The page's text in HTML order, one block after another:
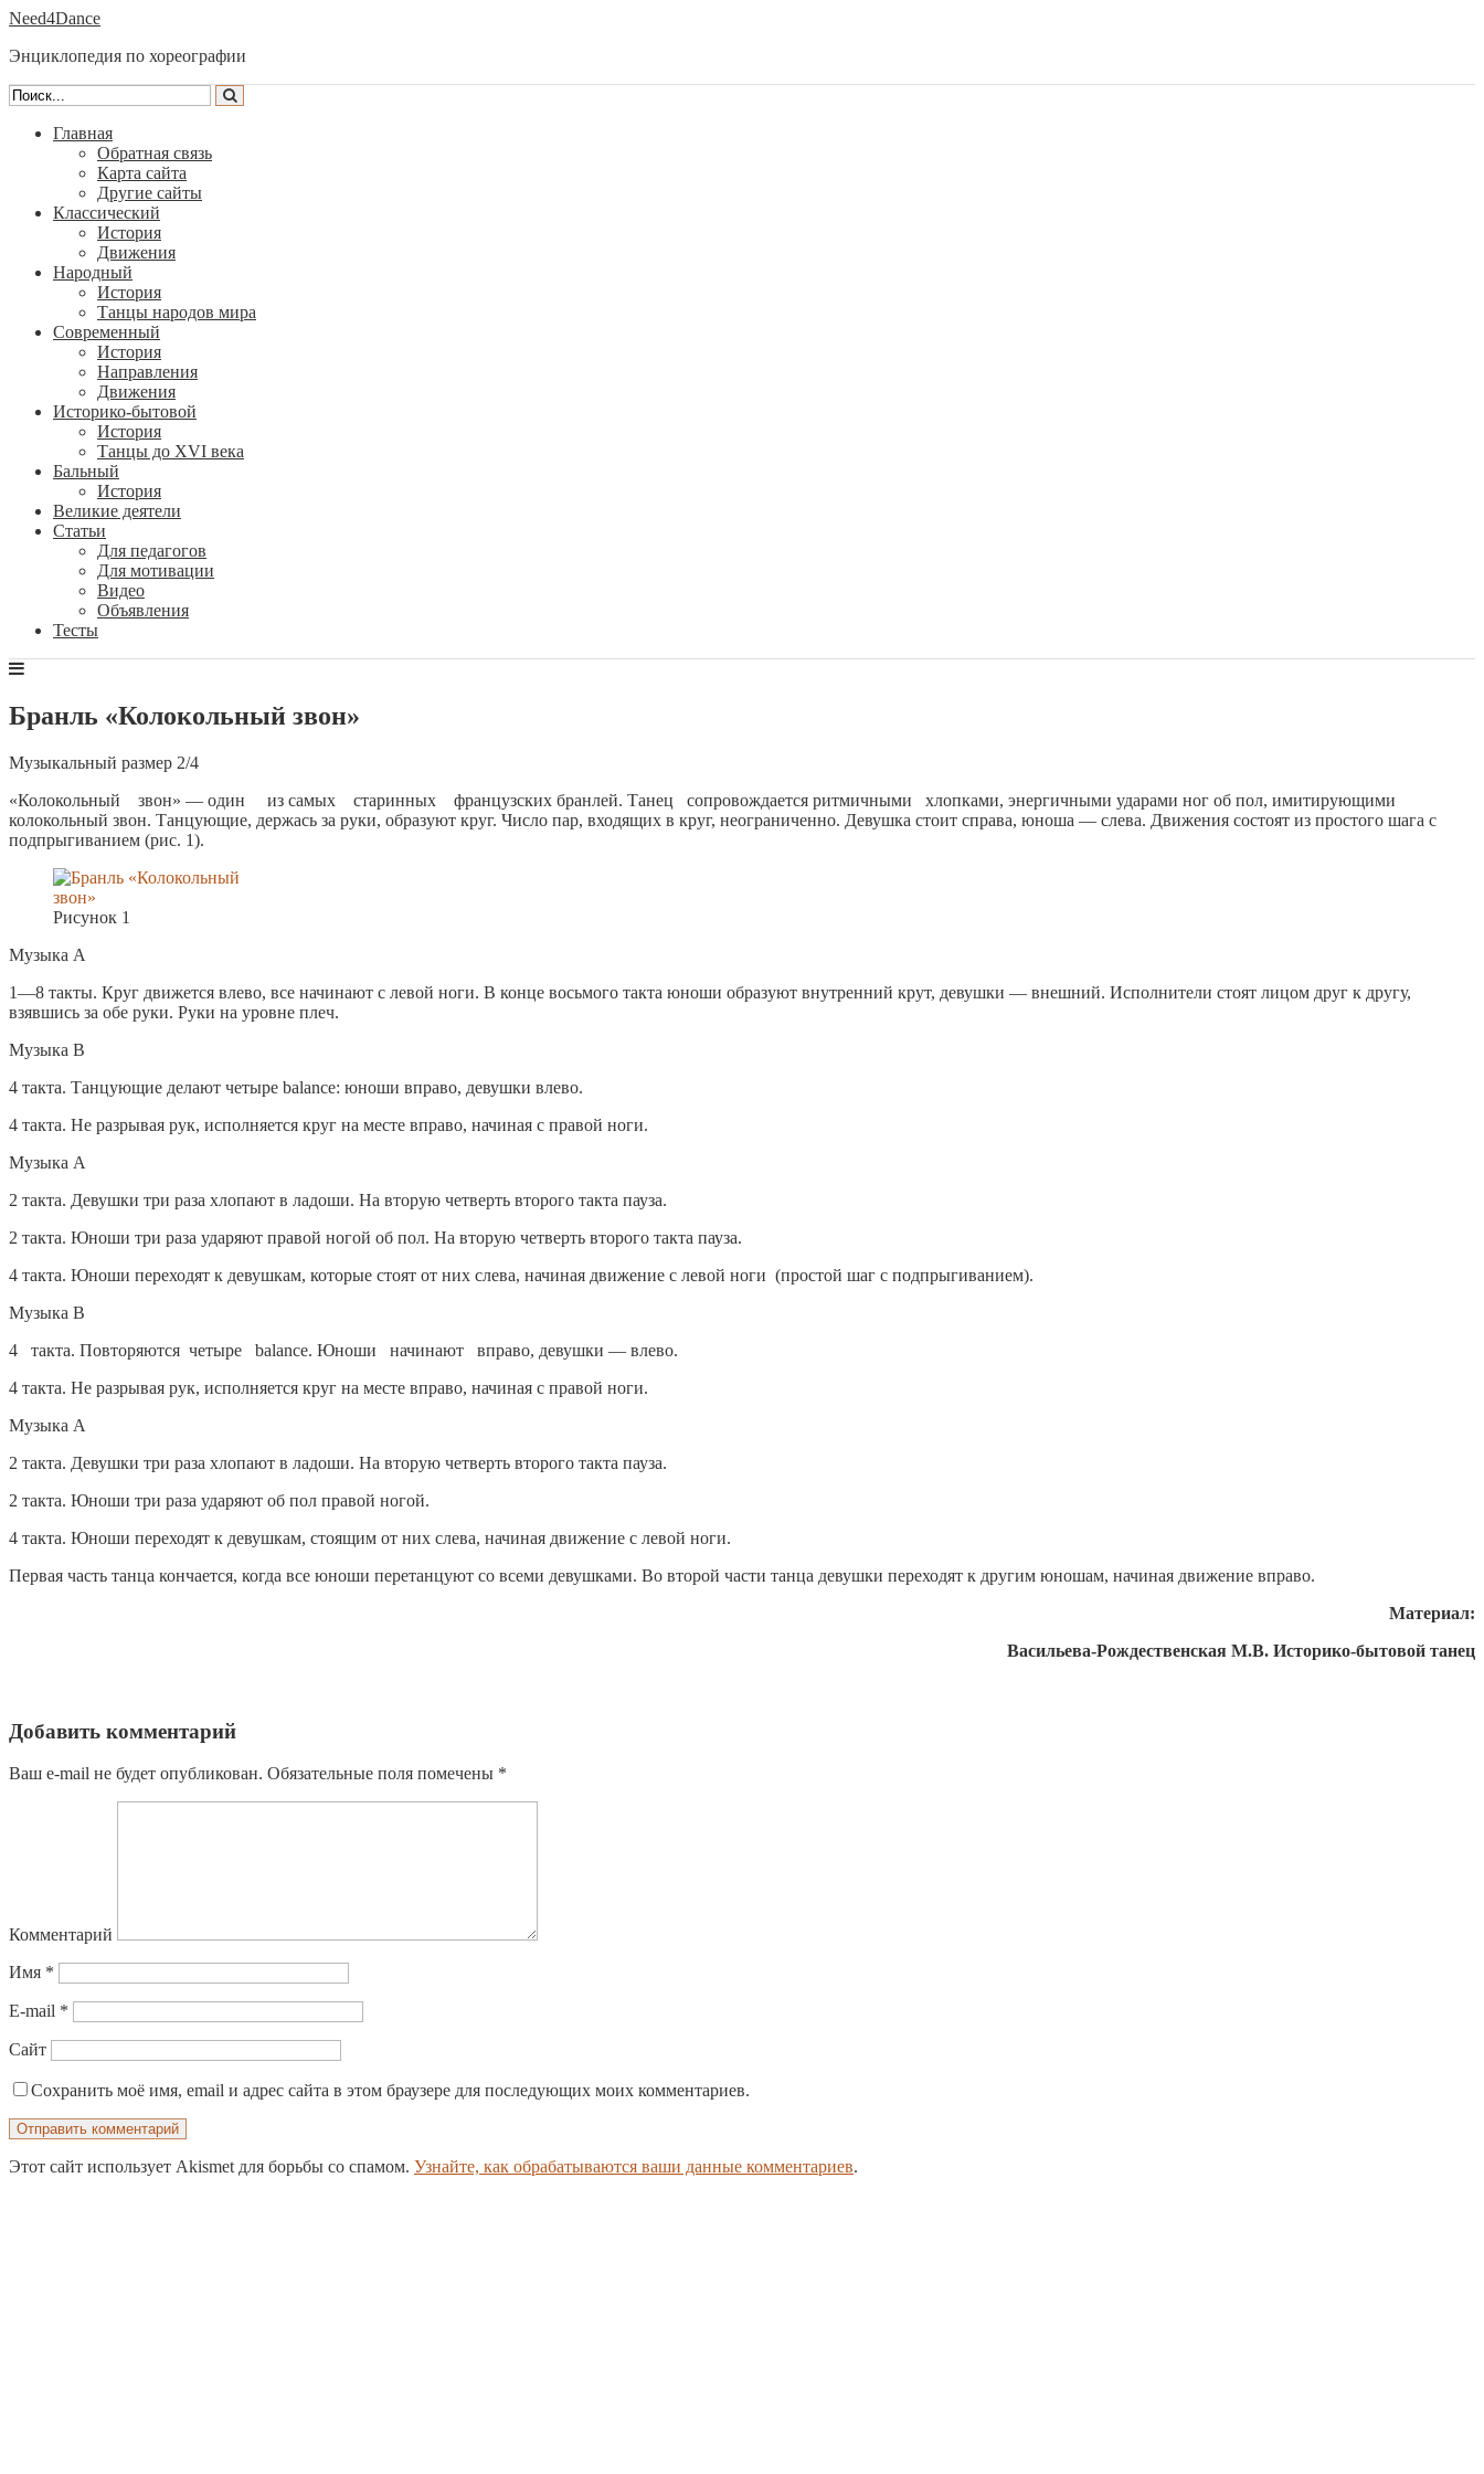
Need4Dance
Энциклопедия по хореографии
Главная
Обратная связь
Карта сайта
Другие сайты
Классический
История
Движения
Народный
История
Танцы народов мира
Современный
История
Направления
Движения
Историко-бытовой
История
Танцы до XVI века
Бальный
История
Великие деятели
Статьи
Для педагогов
Для мотивации
Видео
Объявления
Тесты
Бранль «Колокольный звон»
Музыкальный размер 2/4
«Колокольный звон» — один из самых старинных французских бранлей. Танец сопровождается ритмичными хлопками, энергичными ударами ног об пол, имитирующими
колокольный звон. Танцующие, держась за руки, образуют круг. Число пар, входящих в круг, неограниченно. Девушка стоит справа, юноша — слева. Движения состоят из простого шага с
подпрыгиванием (рис. 1).
Рисунок 1
Музыка А
1—8 такты. Круг движется влево, все начинают с левой ноги. В конце восьмого такта юноши образуют внутренний крут, девушки — внешний. Исполнители стоят лицом друг к другу,
взявшись за обе руки. Руки на уровне плеч.
Музыка В
4 такта. Танцующие делают четыре balance: юноши вправо, девушки влево.
4 такта. Не разрывая рук, исполняется круг на месте вправо, начиная с правой ноги.
Музыка А
2 такта. Девушки три раза хлопают в ладоши. На вторую четверть второго такта пауза.
2 такта. Юноши три раза ударяют правой ногой об пол. На вторую четверть второго такта пауза.
4 такта. Юноши переходят к девушкам, которые стоят от них слева, начиная движение с левой ноги (простой шаг с подпрыгиванием).
Музыка В
4 такта. Повторяются четыре balance. Юноши начинают вправо, девушки — влево.
4 такта. Не разрывая рук, исполняется круг на месте вправо, начиная с правой ноги.
Музыка А
2 такта. Девушки три раза хлопают в ладоши. На вторую четверть второго такта пауза.
2 такта. Юноши три раза ударяют об пол правой ногой.
4 такта. Юноши переходят к девушкам, стоящим от них слева, начиная движение с левой ноги.
Первая часть танца кончается, когда все юноши перетанцуют со всеми девушками. Во второй части танца девушки переходят к другим юношам, начиная движение вправо.
Материал:
Васильева-Рождественская М.В. Историко-бытовой танец
Добавить комментарий
Ваш e-mail не будет опубликован. Обязательные поля помечены *
Комментарий
Имя *
E-mail *
Сайт
Сохранить моё имя, email и адрес сайта в этом браузере для последующих моих комментариев.
Этот сайт использует Akismet для борьбы со спамом. Узнайте, как обрабатываются ваши данные комментариев.